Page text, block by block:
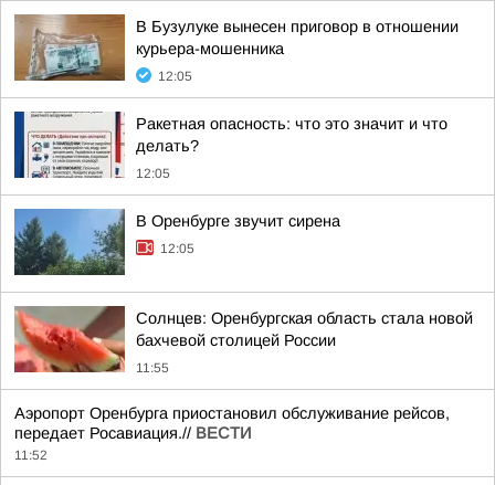
В Бузулуке вынесен приговор в отношении
курьера-мошенника
12:05
Ракетная опасность: что это значит и что
делать?
12:05
В Оренбурге звучит сирена
12:05
Солнцев: Оренбургская область стала новой
бахчевой столицей России
11:55
Аэропорт Оренбурга приостановил обслуживание рейсов,
передает Росавиация.// ВЕСТИ
11:52